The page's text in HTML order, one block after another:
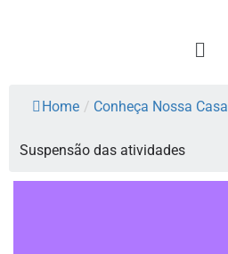
Home / Conheça Nossa Casa
Suspensão das atividades​